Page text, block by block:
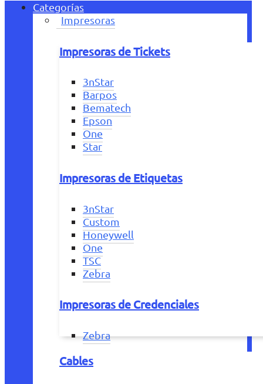
Categorías
Impresoras
Impresoras de Tickets
3nStar
Barpos
Bematech
Epson
One
Star
Impresoras de Etiquetas
3nStar
Custom
Honeywell
One
TSC
Zebra
Impresoras de Credenciales
Zebra
Cables